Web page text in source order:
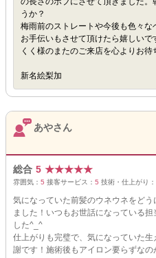
うか？
梅雨前のストレートや今後も色々
お手伝いもさせて頂けたら嬉しいで
くく様のまたのご来店を心よりお待
新名絵梨加
あやさん
総合 5 ★★★★★
雰囲気： 5 接客サービス： 5 技術・仕上がり：
気になっていた前髪のウネウネをど
ました！いつもお世話になっている
した^_^
仕上がりも完璧で、気になっていた
謝です！施術後もアイロン要らずな